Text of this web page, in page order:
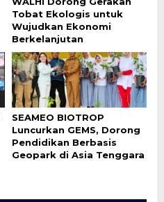
Tobat Ekologis untuk
Wujudkan Ekonomi
Berkelanjutan
SEAMEO BIOTROP
Luncurkan GEMS, Dorong
Pendidikan Berbasis
Geopark di Asia Tenggara